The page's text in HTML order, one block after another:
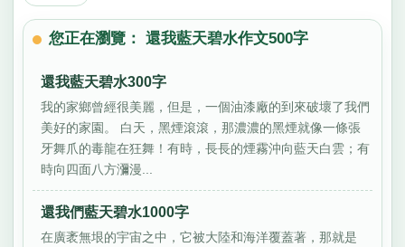
您正在瀏覽： 還我藍天碧水作文500字
還我藍天碧水300字
我的家鄉曾經很美麗，但是，一個油漆廠的到來破壞了我們
美好的家園。 白天，黑煙滾滾，那濃濃的黑煙就像一條張
牙舞爪的毒龍在狂舞！有時，長長的煙霧沖向藍天白雲；有
時向四面八方瀰漫...
還我們藍天碧水1000字
在廣袤無垠的宇宙之中，它被大陸和海洋覆蓋著，那就是